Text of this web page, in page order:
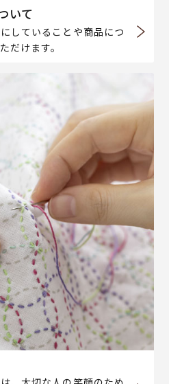
いて
していることや商品につ
だけます。